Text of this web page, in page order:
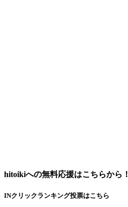
hitoikiへの無料応援はこちらから！
INクリックランキング投票はこちら